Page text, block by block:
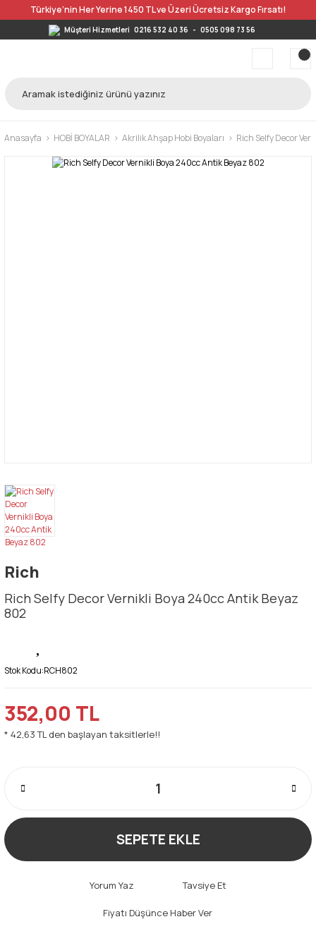
Türkiye’nin Her Yerine 1450 TL ve Üzeri Ücretsiz Kargo Fırsatı!
Müşteri Hizmetleri 0216 532 40 36 - 0505 098 73 56
Anasayfa HOBİ BOYALAR Akrilik Ahşap Hobi Boyaları Rich Selfy Decor
Rich
Rich Selfy Decor Vernikli Boya 240cc Antik Beyaz
802
Stok Kodu:RCH802
352,00 TL
* 42,63 TL den başlayan taksitlerle!!
SEPETE EKLE
Yorum Yaz Tavsiye Et
Fiyatı Düşünce Haber Ver